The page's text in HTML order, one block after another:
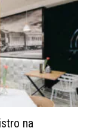
na